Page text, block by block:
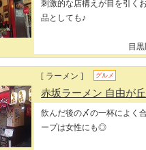
刺激的な店構えが目を引く
品としても♪
目
[ ラーメン ] グルメ
赤坂ラーメン 自由が
飲んだ後の〆の一杯によく
ープは女性にも◎